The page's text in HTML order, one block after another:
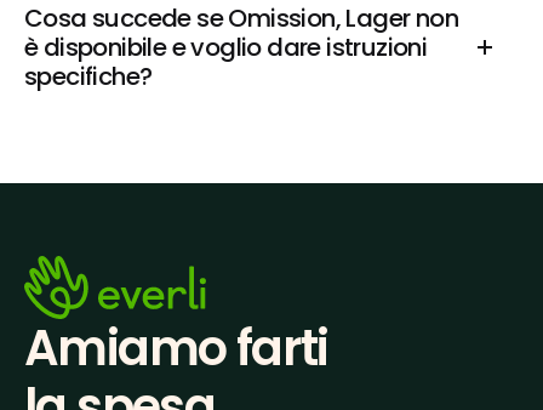
Cosa succede se Omission, Lager non
è disponibile e voglio dare istruzioni
specifiche?
Amiamo farti